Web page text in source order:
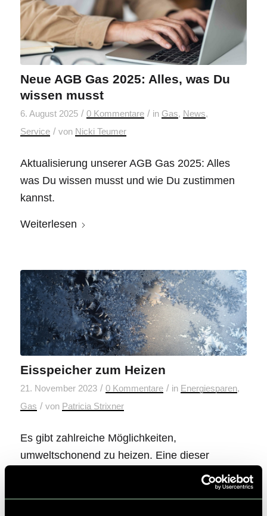
Neue AGB Gas 2025: Alles, was Du
wissen musst
6. August 2025 / 0 Kommentare / in Gas, News,
Service / von Nicki Teumer
Aktualisierung unserer AGB Gas 2025: Alles
was Du wissen musst und wie Du zustimmen
kannst.
Weiterlesen
Eisspeicher zum Heizen
21. November 2023 / 0 Kommentare / in Energiesparen,
Gas / von Patricia Strixner
Es gibt zahlreiche Möglichkeiten,
umweltschonend zu heizen. Eine dieser
Möglichkeiten ist die Eisspeicherheizung.